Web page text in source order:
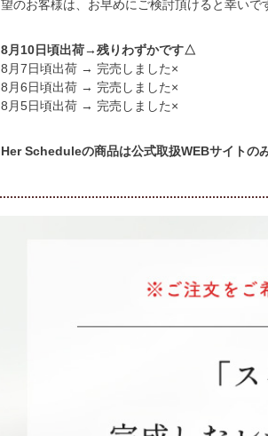
望のお客様は、お早めにご検討頂けると幸いで
頃出荷→残りわずかです△
頃出荷 → 完売しました×
頃出荷 → 完売しました×
頃出荷 → 完売しました×
Her Scheduleの商品は公式取扱WEBサイトの